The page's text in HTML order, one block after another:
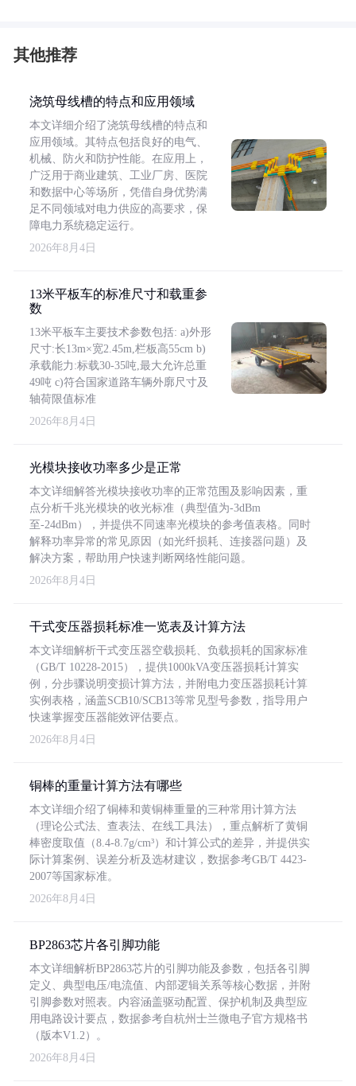
其他推荐
浇筑母线槽的特点和应用领域
本文详细介绍了浇筑母线槽的特点和
应用领域。其特点包括良好的电气、
机械、防火和防护性能。在应用上，
广泛用于商业建筑、工业厂房、医院
和数据中心等场所，凭借自身优势满
足不同领域对电力供应的高要求，保
障电力系统稳定运行。
2026年8月4日
13米平板车的标准尺寸和载重参
数
13米平板车主要技术参数包括: a)外形
尺寸:长13m×宽2.45m,栏板高55cm b)
承载能力:标载30-35吨,最大允许总重
49吨 c)符合国家道路车辆外廓尺寸及
轴荷限值标准
2026年8月4日
光模块接收功率多少是正常
本文详细解答光模块接收功率的正常范围及影响因素，重
点分析千兆光模块的收光标准（典型值为-3dBm
至-24dBm），并提供不同速率光模块的参考值表格。同时
解释功率异常的常见原因（如光纤损耗、连接器问题）及
解决方案，帮助用户快速判断网络性能问题。
2026年8月4日
干式变压器损耗标准一览表及计算方法
本文详细解析干式变压器空载损耗、负载损耗的国家标准
（GB/T 10228-2015），提供1000kVA变压器损耗计算实
例，分步骤说明变损计算方法，并附电力变压器损耗计算
实例表格，涵盖SCB10/SCB13等常见型号参数，指导用户
快速掌握变压器能效评估要点。
2026年8月4日
铜棒的重量计算方法有哪些
本文详细介绍了铜棒和黄铜棒重量的三种常用计算方法
（理论公式法、查表法、在线工具法），重点解析了黄铜
棒密度取值（8.4-8.7g/cm³）和计算公式的差异，并提供实
际计算案例、误差分析及选材建议，数据参考GB/T 4423-
2007等国家标准。
2026年8月4日
BP2863芯片各引脚功能
本文详细解析BP2863芯片的引脚功能及参数，包括各引脚
定义、典型电压/电流值、内部逻辑关系等核心数据，并附
引脚参数对照表。内容涵盖驱动配置、保护机制及典型应
用电路设计要点，数据参考自杭州士兰微电子官方规格书
（版本V1.2）。
2026年8月4日